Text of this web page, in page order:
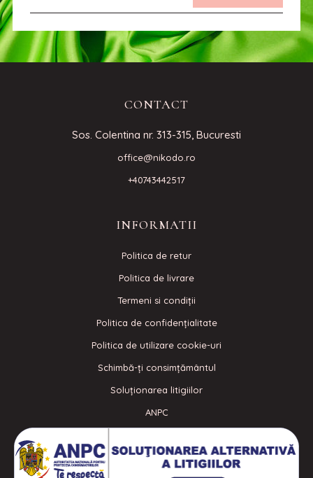
CONTACT
Sos. Colentina nr. 313-315, Bucuresti
office@nikodo.ro
+40743442517
INFORMATII
Politica de retur
Politica de livrare
Termeni si condiţii
Politica de confidenţialitate
Politica de utilizare cookie-uri
Schimbă-ți consimțământul
Soluționarea litigiilor
ANPC